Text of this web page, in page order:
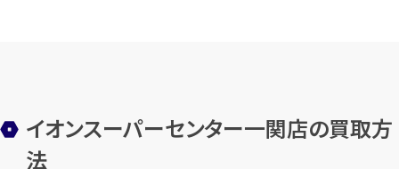
イオンスーパーセンター一関店の買取方
法